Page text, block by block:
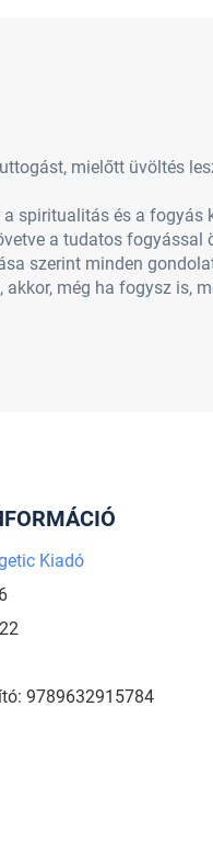
mielőtt üvöltés
spiritualitás és a fogyás
a tudatos fogyással
szerint minden
akkor, még ha fogysz is,
Kiadó
9789632915784